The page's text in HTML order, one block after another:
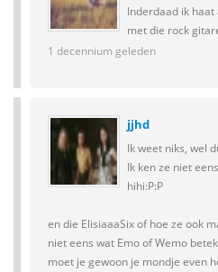
Inderdaad ik
met die rock
1 decennium geleden
jjhd
Ik weet niks, wel
Ik ken ze niet
hihi:P:P
en die ElisiaaaSix of hoe ze ook
niet eens wat Emo of Wemo
moet je gewoon je mondje even